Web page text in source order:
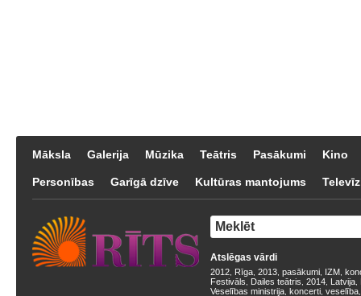
Māksla Galerija Mūzika Teātris Pasākumi Kino
Personības Garīgā dzīve Kultūras mantojums
Atslēgas vārdi
2012 Rīga 2013 pasākumi IZM
Festivāls
Dailes teātris 2014 Latvija
Veselības ministrija koncerti veselība